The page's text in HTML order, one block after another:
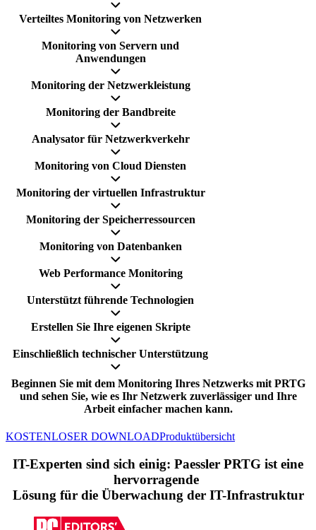
Verteiltes Monitoring von Netzwerken
Monitoring von Servern und
Anwendungen
Monitoring der Netzwerkleistung
Monitoring der Bandbreite
Analysator für Netzwerkverkehr
Monitoring von Cloud Diensten
Monitoring der virtuellen Infrastruktur
Monitoring der Speicherressourcen
Monitoring von Datenbanken
Web Performance Monitoring
Unterstützt führende Technologien
Erstellen Sie Ihre eigenen Skripte
Einschließlich technischer Unterstützung
Beginnen Sie mit dem Monitoring Ihres Netzwerks mit PRTG
und sehen Sie, wie es Ihr Netzwerk zuverlässiger und Ihre
Arbeit einfacher machen kann.
KOSTENLOSER DOWNLOADProduktübersicht
IT-Experten sind sich einig: Paessler PRTG ist eine
hervorragende
Lösung für die Überwachung der IT-Infrastruktur